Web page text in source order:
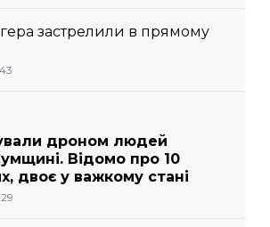
застрелили в прямому
дроном людей
Відомо про 10
двоє у важкому стані